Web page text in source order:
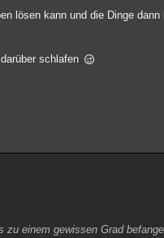
lösen kann und die Dinge
schlafen
einem gewissen Grad